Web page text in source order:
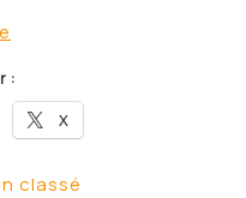
:
X
classé